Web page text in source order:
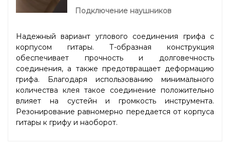
Подключение наушников
Надежный вариант углового соединения грифа с
корпусом гитары. Т-образная конструкция
обеспечивает прочность и долговечность
соединения, а также предотвращает деформацию
грифа. Благодаря использованию минимального
количества клея такое соединение положительно
влияет на сустейн и громкость инструмента.
Резонирование равномерно передается от корпуса
гитары к грифу и наоборот.